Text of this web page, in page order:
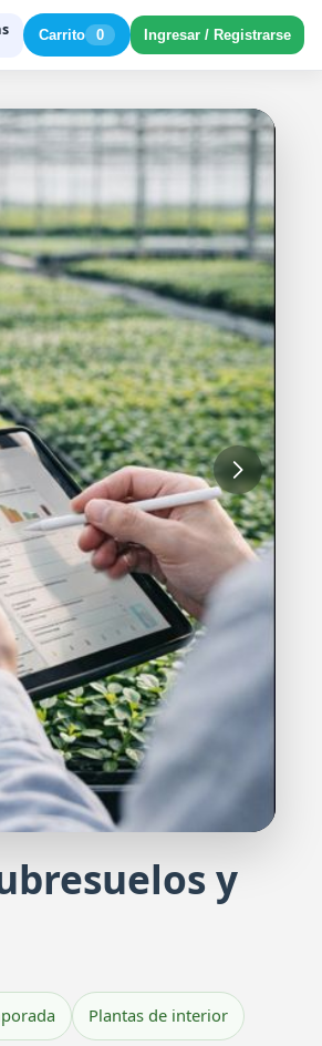
Carrito 0 Ingresar / Registrarse
y
Plantas de interior